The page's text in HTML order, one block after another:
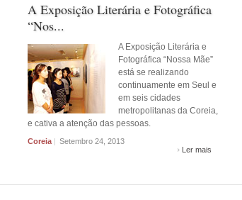
A Exposição Literária e Fotográfica
“Nos...
A Exposição Literária e
Fotográfica “Nossa Mãe”
está se realizando
continuamente em Seul e
em seis cidades
metropolitanas da Coreia,
e cativa a atenção das pessoas.
Coreia | Setembro 24, 2013
Ler mais